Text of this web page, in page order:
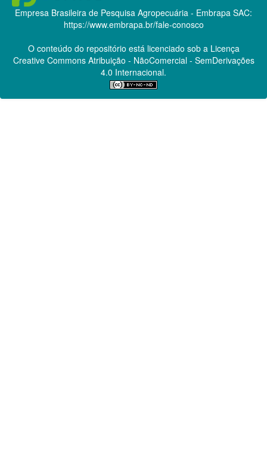
Empresa Brasileira de Pesquisa Agropecuária - Embrapa SAC:
https://www.embrapa.br/fale-conosco
O conteúdo do repositório está licenciado sob a Licença
Creative CommonsAtribuição - NãoComercial - SemDerivações
4.0 Internacional.